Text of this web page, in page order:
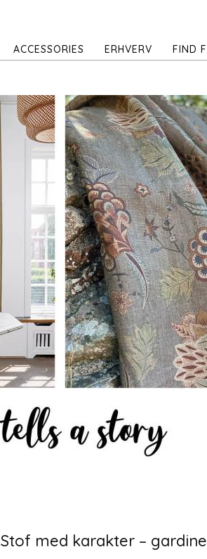
ACCESSORIES ERHVERV FIND
Stof med karakter –